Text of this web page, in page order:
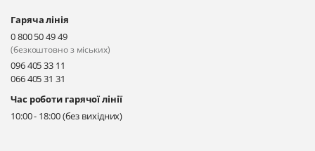
Гаряча лінія
0 800 50 49 49
(безкоштовно з міських)
096 405 33 11
066 405 31 31
Час роботи гарячої лінії
10:00 - 18:00 (без вихідних)